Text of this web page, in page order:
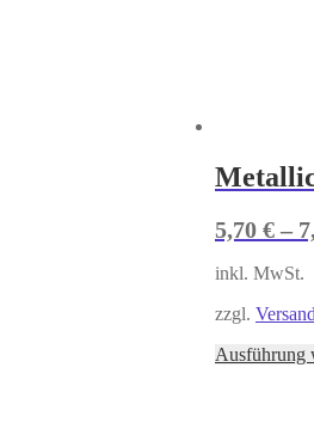
5,70€ –
inkl. MwSt.
zzgl.
Ausführung